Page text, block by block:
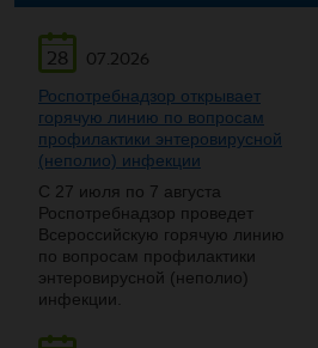
28
07.2026
Роспотребнадзор открывает
горячую линию по вопросам
профилактики энтеровирусной
(неполио) инфекции
С 27 июля по 7 августа
Роспотребнадзор проведет
Всероссийскую горячую линию
по вопросам профилактики
энтеровирусной (неполио)
инфекции.